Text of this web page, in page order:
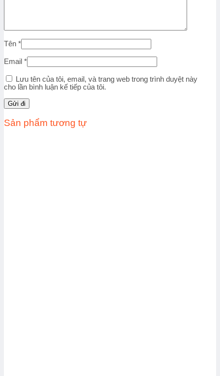
Tên *
Email *
Lưu tên của tôi, email, và trang web trong trình duyệt này
cho lần bình luận kế tiếp của tôi.
Sản phẩm tương tự